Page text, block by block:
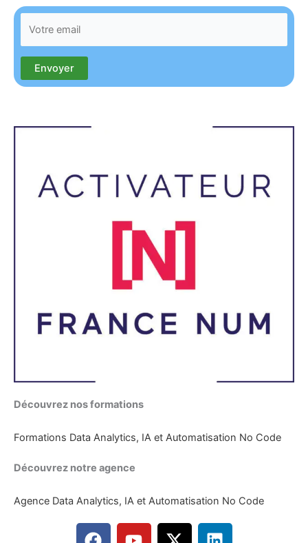
Découvrez nos formations
Formations Data Analytics, IA et Automatisation No Code
Découvrez notre agence
Agence Data Analytics, IA et Automatisation No Code
F
Y
X
L